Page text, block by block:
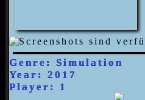
Genre: Simulation
Year: 2017
Player: 1